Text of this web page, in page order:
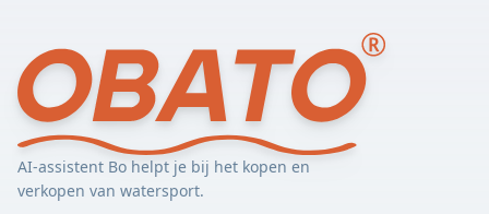
AI-assistent Bo helpt je bij het kopen en
verkopen van watersport.